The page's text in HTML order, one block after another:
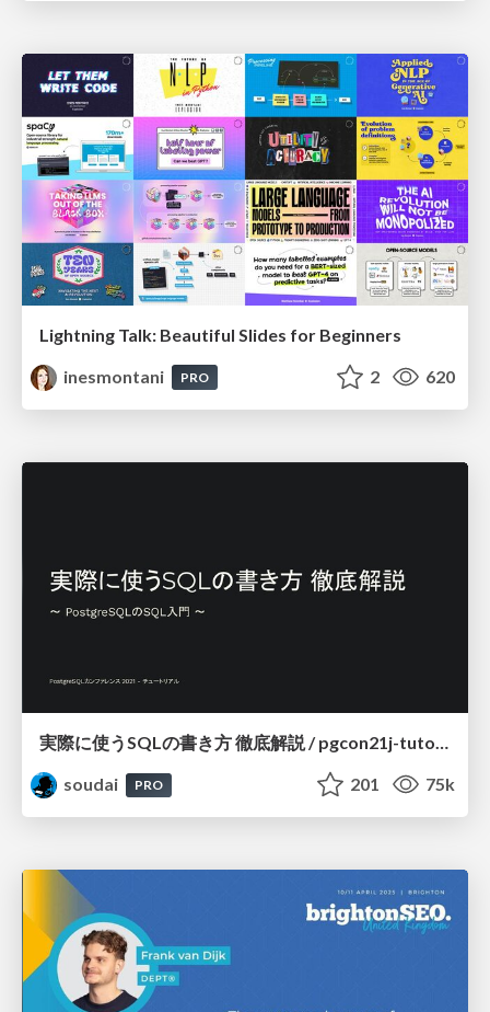
Lightning Talk: Beautiful Slides for Beginners
inesmontani
PRO 2 620
実際に使うSQLの書き方 徹底解説 / pgcon21j-tutorial
soudai
PRO 201 75k